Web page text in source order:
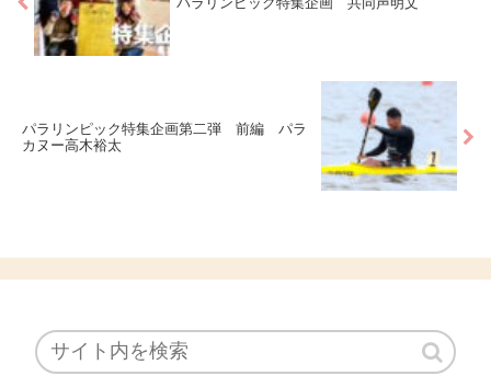
パラリンピック特集企画第二弾 前編 パラ
カヌー高木裕太